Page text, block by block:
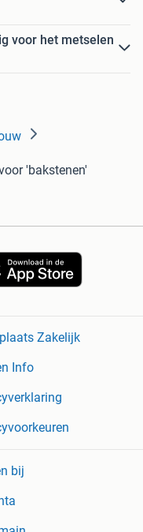
voor het metselen
'bakstenen'
Zakelijk
Info
bij